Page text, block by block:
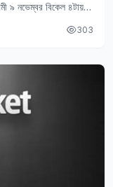
৯ নভেম্বর বিকেল ৪টায়
303